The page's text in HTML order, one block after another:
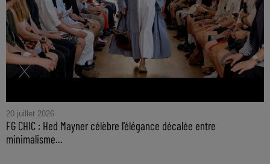
20 juillet 2026
FG CHIC : Hed Mayner célèbre l'élégance décalée entre
minimalisme...